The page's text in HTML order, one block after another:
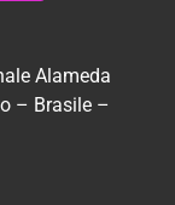
Alameda
– Brasile –